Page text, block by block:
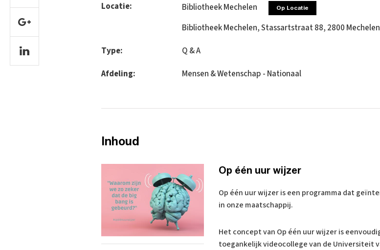
Locatie:
Bibliotheek Mechelen Op Locatie
Bibliotheek Mechelen, Stassartstraat 88, 2800 Mechelen
Type:
Q & A
Afdeling:
Mensen & Wetenschap - Nationaal
Inhoud
Op één uur wijzer
Op één uur wijzer is een programma dat
in onze maatschappij.
Het concept van Op één uur wijzer is
toegankelijk videocollege van de Universiteit